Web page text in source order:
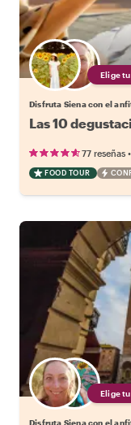
Elige
Disfruta Siena con el
Las 10
77 reseñas •
FOOD TOUR
Elige
Disfruta Siena con el